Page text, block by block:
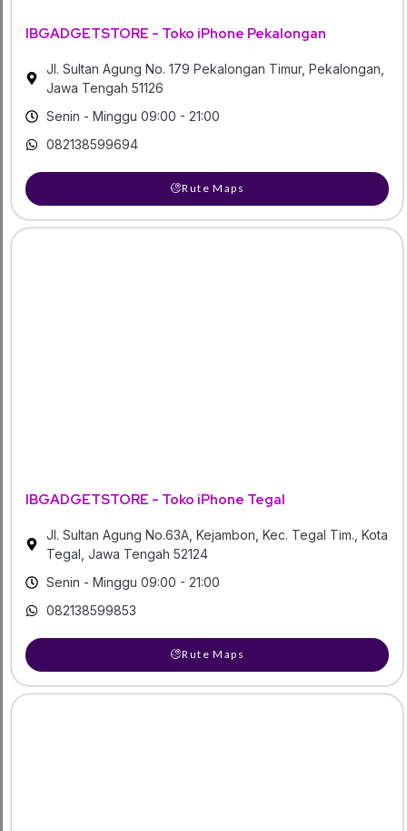
IBGADGETSTORE - Toko iPhone Pekalongan
Jl. Sultan Agung No. 179 Pekalongan Timur, Pekalongan,
Jawa Tengah 51126
Senin - Minggu 09:00 - 21:00
082138599694
Rute Maps
IBGADGETSTORE - Toko iPhone Tegal
Jl. Sultan Agung No.63A, Kejambon, Kec. Tegal Tim., Kota
Tegal, Jawa Tengah 52124
Senin - Minggu 09:00 - 21:00
082138599853
Rute Maps